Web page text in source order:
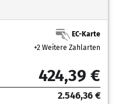
EC-Karte
+2 Weitere Zahlarten
424,39 €
2.546,36 €